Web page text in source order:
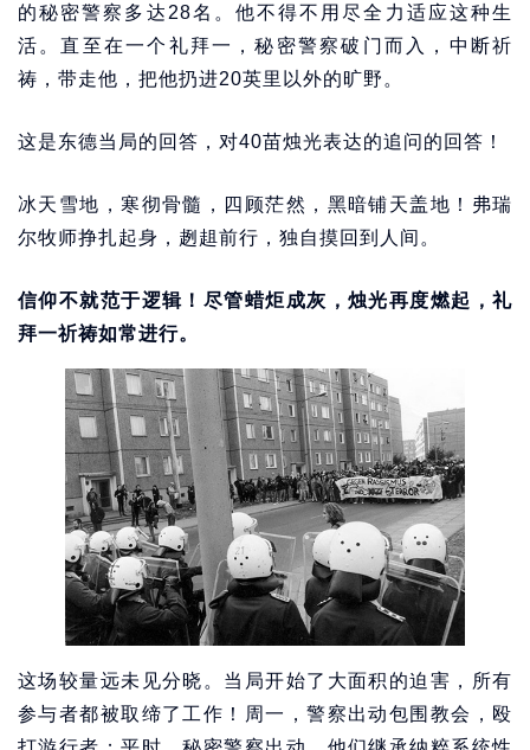
的秘密警察多达28名。他不得不用尽全力适应这种生
活。直至在一个礼拜一，秘密警察破门而入，中断祈
祷，带走他，把他扔进20英里以外的旷野。
这是东德当局的回答，对40苗烛光表达的追问的回答！
冰天雪地，寒彻骨髓，四顾茫然，黑暗铺天盖地！弗瑞
尔牧师挣扎起身，趔趄前行，独自摸回到人间。
信仰不就范于逻辑！尽管蜡炬成灰，烛光再度燃起，礼
拜一祈祷如常进行。
这场较量远未见分晓。当局开始了大面积的迫害，所有
参与者都被取缔了工作！周一，警察出动包围教会，殴